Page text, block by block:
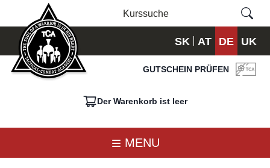
SK AT DE UK
GUTSCHEIN PRÜFEN
Der Warenkorb ist leer
MENU